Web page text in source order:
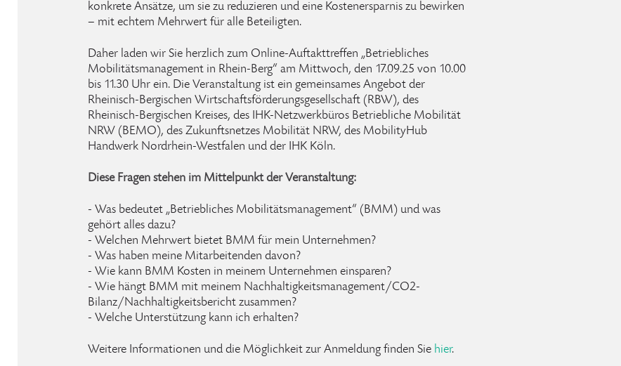
konkrete Ansätze, um sie zu reduzieren und eine Kostenersparnis zu bewirken
– mit echtem Mehrwert für alle Beteiligten.
Daher laden wir Sie herzlich zum Online-Auftakttreffen „Betriebliches
Mobilitätsmanagement in Rhein-Berg“ am Mittwoch, den 17.09.25 von 10.00
bis 11.30 Uhr ein. Die Veranstaltung ist ein gemeinsames Angebot der
Rheinisch-Bergischen Wirtschaftsförderungsgesellschaft (RBW), des
Rheinisch-Bergischen Kreises, des IHK-Netzwerkbüros Betriebliche Mobilität
NRW (BEMO), des Zukunftsnetzes Mobilität NRW, des MobilityHub
Handwerk Nordrhein-Westfalen und der IHK Köln.
Diese Fragen stehen im Mittelpunkt der Veranstaltung:
- Was bedeutet „Betriebliches Mobilitätsmanagement“ (BMM) und was
gehört alles dazu?
- Welchen Mehrwert bietet BMM für mein Unternehmen?
- Was haben meine Mitarbeitenden davon?
- Wie kann BMM Kosten in meinem Unternehmen einsparen?
- Wie hängt BMM mit meinem Nachhaltigkeitsmanagement/CO2-
Bilanz/Nachhaltigkeitsbericht zusammen?
- Welche Unterstützung kann ich erhalten?
Weitere Informationen und die Möglichkeit zur Anmeldung finden Sie hier.